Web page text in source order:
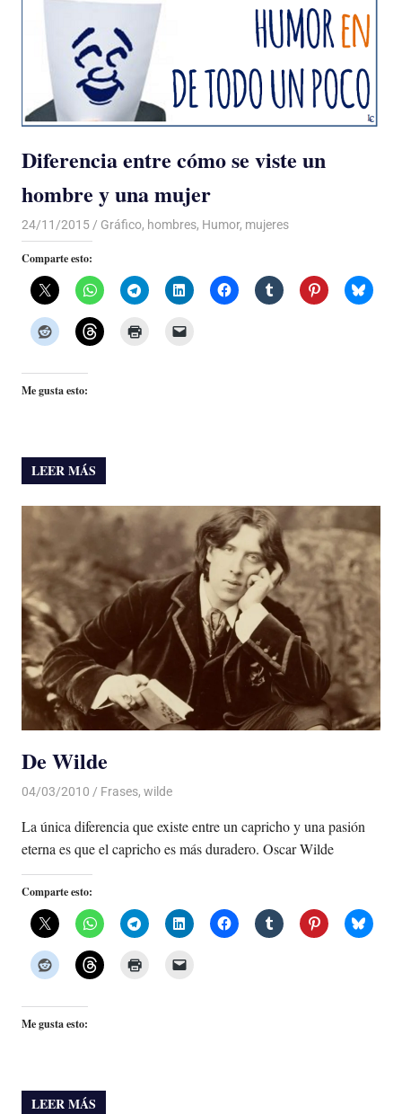
Diferencia entre cómo se viste un
hombre y una mujer
24/11/2015 Luis Castellanos
Gráfico, hombres, Humor, mujeres
Comparte esto:
Me gusta esto:
LEER MÁS
De Wilde
04/03/2010 Luis Castellanos
Frases, wilde
La única diferencia que existe entre un capricho y una pasión
eterna es que el capricho es más duradero. Oscar Wilde
Comparte esto:
Me gusta esto:
LEER MÁS